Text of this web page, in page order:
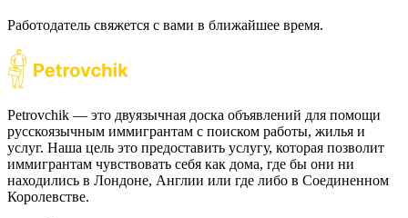
Работодатель свяжется с вами в ближайшее время.
Petrovchik — это двуязычная доска объявлений для помощи
русскоязычным иммигрантам с поиском работы, жилья и
услуг. Наша цель это предоставить услугу, которая позволит
иммигрантам чувствовать себя как дома, где бы они ни
находились в Лондоне, Англии или где либо в Соединенном
Королевстве.